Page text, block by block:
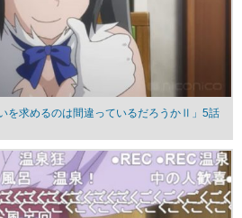
を求めるのは間違っているだろうかⅡ」5話